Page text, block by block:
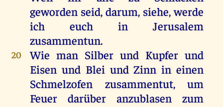
geworden seid, darum, siehe,werde
ich
euch in
Jerusalem
zusammentun.
20 Wie man Silber und Kupferund
Eisen und Blei und Zinn in einen
Schmelzofen zusammentut,um
Feuer
darüberanzublasenzum